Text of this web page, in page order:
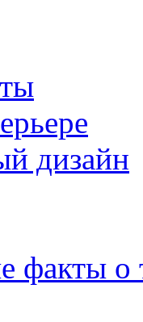
дизайн
факты о